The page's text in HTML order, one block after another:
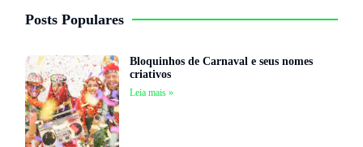
Posts Populares
Bloquinhos de Carnaval e seus nomes
criativos
Leia mais »